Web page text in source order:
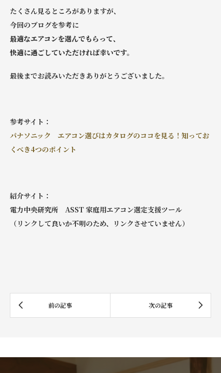
たくさん見るところがありますが、
今回のブログを参考に
最適なエアコンを選んでもらって、
快適に過ごしていただければ幸いです。
最後までお読みいただきありがとうございました。
参考サイト：
パナソニック エアコン選びはカタログのココを見る！知ってお
くべき4つのポイント
紹介サイト：
電力中央研究所 ASST 家庭用エアコン選定支援ツール
（リンクして良いか不明のため、リンクさせていません）